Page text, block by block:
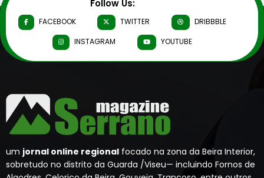
Follow Us:
FACEBOOK TWITTER
DRIBBBLE
INSTAGRAM
YOUTUBE
um jornal online regional focado na zona da Beira Interior,
sobretudo no distrito da Guarda /Viseu— incluindo Fornos de